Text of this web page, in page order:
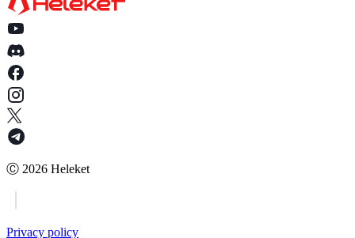
Ⓒ 2026 Heleket
Privacy policy